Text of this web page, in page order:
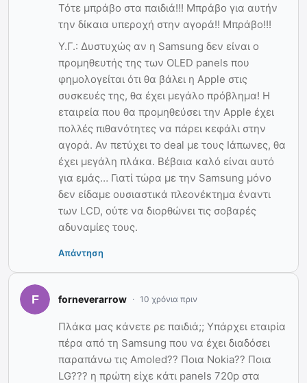
Τότε μπράβο στα παιδιά!!! Μπράβο για αυτήν
την δίκαια υπεροχή στην αγορά!! Μπράβο!!!
Υ.Γ.: Δυστυχώς αν η Samsung δεν είναι ο
προμηθευτής της των OLED panels που
φημολογείται ότι θα βάλει η Apple στις
συσκευές της, θα έχει μεγάλο πρόβλημα! Η
εταιρεία που θα προμηθεύσει την Apple έχει
πολλές πιθανότητες να πάρει κεφάλι στην
αγορά. Αν πετύχει το deal με τους Ιάπωνες, θα
έχει μεγάλη πλάκα. Βέβαια καλό είναι αυτό
για εμάς… Γιατί τώρα με την Samsung μόνο
δεν είδαμε ουσιαστικά πλεονέκτημα έναντι
των LCD, ούτε να διορθώνει τις σοβαρές
αδυναμίες τους.
Απάντηση
forneverarrow 10 χρόνια πριν
Πλάκα μας κάνετε ρε παιδιά;; Υπάρχει εταιρία
πέρα από τη Samsung που να έχει διαδόσει
παραπάνω τις Amoled?? Ποια Nokia?? Ποια
LG??? η πρώτη είχε κάτι panels 720p στα